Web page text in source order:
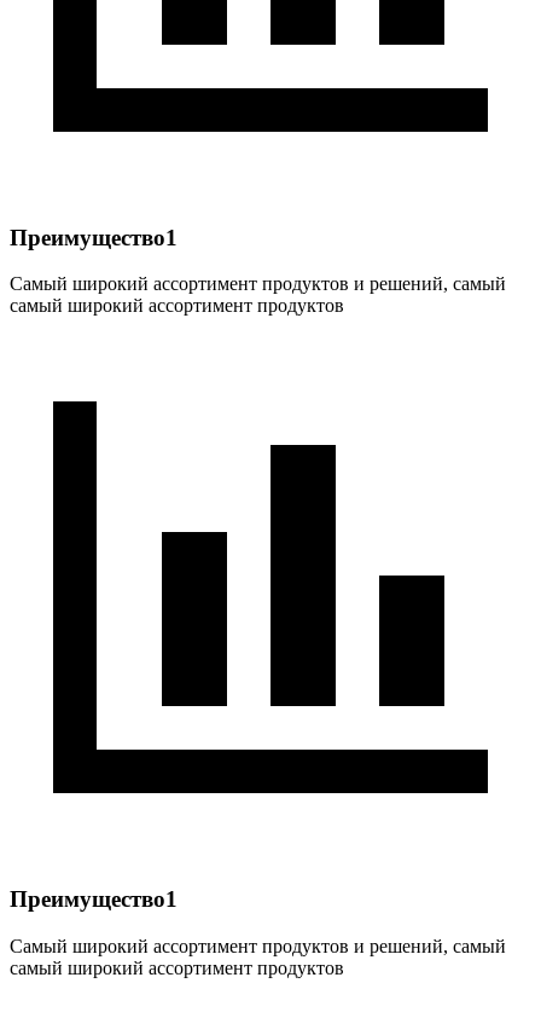
Преимущество1
Самый широкий ассортимент продуктов и решений, самый
самый широкий ассортимент продуктов
Преимущество1
Самый широкий ассортимент продуктов и решений, самый
самый широкий ассортимент продуктов